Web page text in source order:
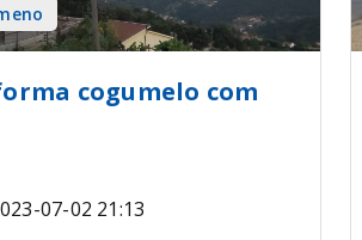
cogumelo com
07-02 21:13